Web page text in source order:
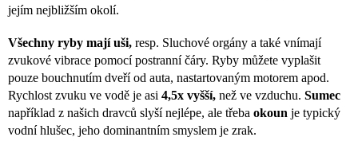
jejím nejbližším okolí.
Všechny ryby mají uši, resp. Sluchové orgány a také vnímají
zvukové vibrace pomocí postranní čáry. Ryby můžete vyplašit
pouze bouchnutím dveří od auta, nastartovaným motorem apod.
Rychlost zvuku ve vodě je asi 4,5x vyšší, než ve vzduchu. Sumec
například z našich dravců slyší nejlépe, ale třeba okoun je typický
vodní hlušec, jeho dominantním smyslem je zrak.